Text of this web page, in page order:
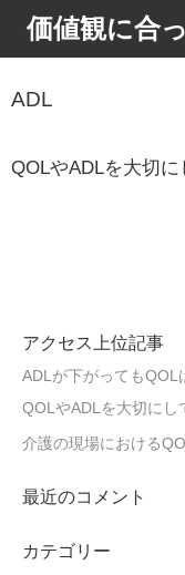
価値観に合
ADL
QOLやADLを大切に
アクセス上位記事
ADLが下がってもQOL
QOLやADLを大切にし
介護の現場における
最近のコメント
カテゴリー